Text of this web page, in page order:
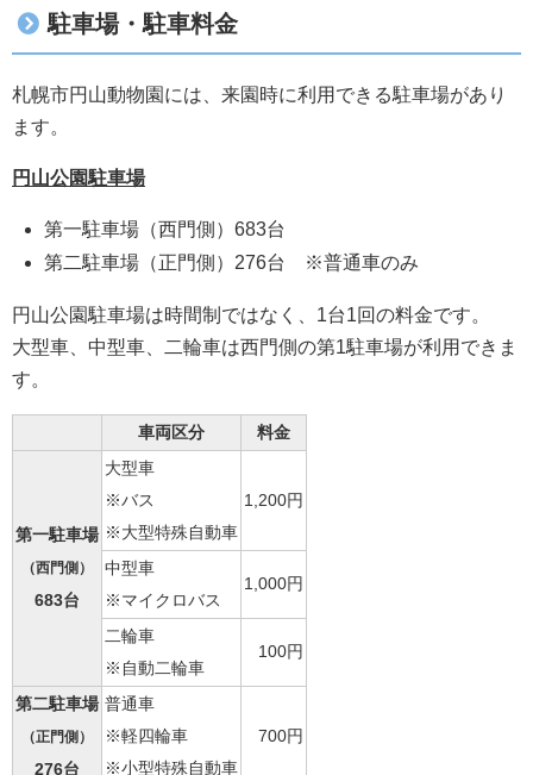
駐車場・駐車料金
札幌市円山動物園には、来園時に利用できる駐車場があり
ます。
円山公園駐車場
第一駐車場（西門側）683台
第二駐車場（正門側）276台 ※普通車のみ
円山公園駐車場は時間制ではなく、1台1回の料金です。
大型車、中型車、二輪車は西門側の第1駐車場が利用できま
す。
車両区分 料金
第一駐車場
（西門側）
683台
大型車
※バス
※大型特殊自動車
1,200円
中型車
※マイクロバス
1,000円
二輪車
※自動二輪車
100円
第二駐車場
（正門側）
276台
普通車
※軽四輪車
※小型特殊自動車
700円